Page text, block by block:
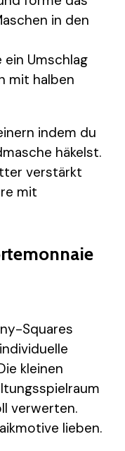
in den
ein Umschlag
mit halben
indem du
häkelst.
verstärkt
mit
Squares
kleinen
verwerten.
lieben.